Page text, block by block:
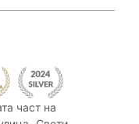
част на